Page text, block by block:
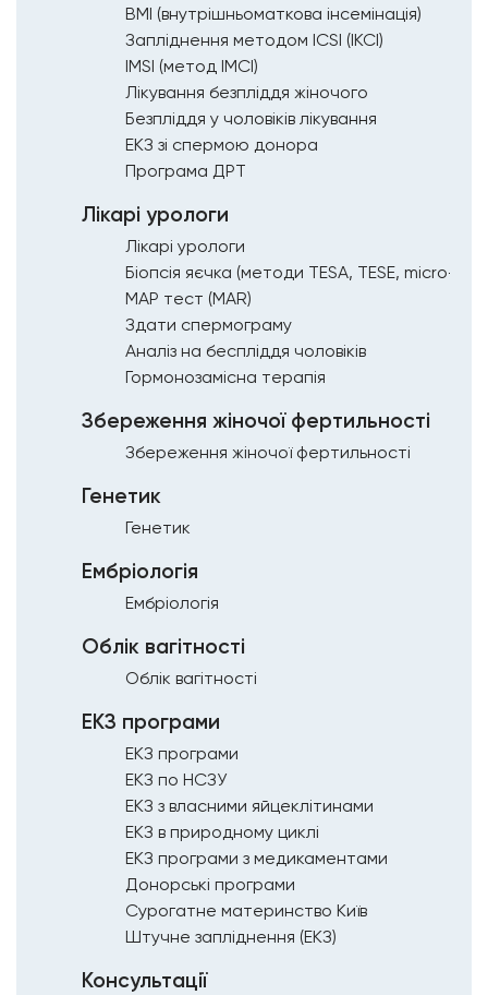
ВМІ (внутрішньоматкова інсемінація)
Запліднення методом ICSI (ІКСІ)
IMSI (метод ІМСІ)
Лікування безпліддя жіночого
Безпліддя у чоловіків лікування
ЕКЗ зі спермою донора
Програма ДРТ
Лікарі урологи
Лікарі урологи
Біопсія яєчка (методи ТЕSА, TESE, micro-
МАР тест (MAR)
Здати спермограму
Аналіз на беспліддя чоловіків
Гормонозамісна терапія
Збереження жіночої фертильності
Збереження жіночої фертильності
Генетик
Генетик
Ембріологія
Ембріологія
Облік вагітності
Облік вагітності
ЕКЗ програми
ЕКЗ програми
ЕКЗ по НСЗУ
ЕКЗ з власними яйцеклітинами
ЕКЗ в природному циклі
ЕКЗ програми з медикаментами
Донорські програми
Сурогатне материнство Київ
Штучне запліднення (ЕКЗ)
Консультації